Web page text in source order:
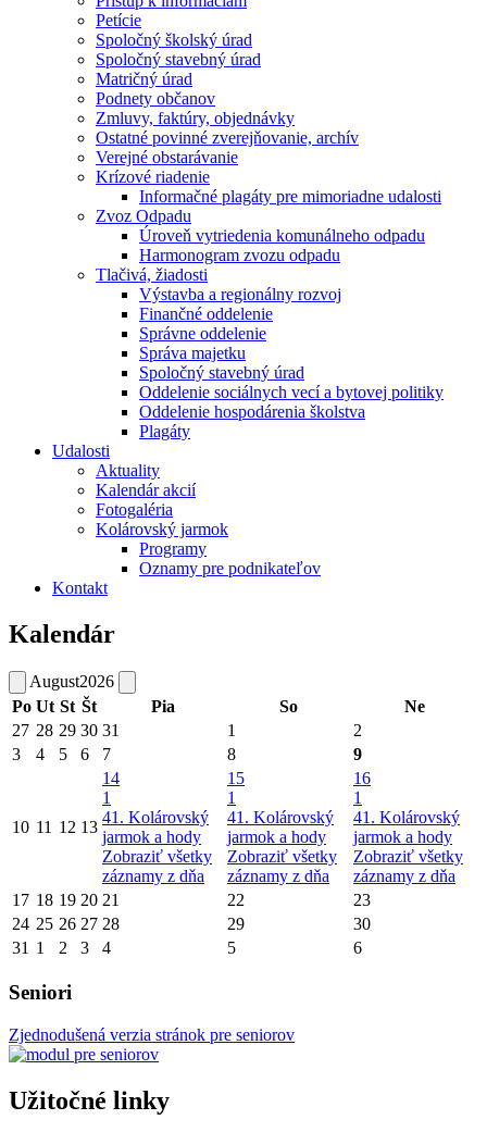
Petície
Spoločný školský úrad
Spoločný stavebný úrad
Matričný úrad
Podnety občanov
Zmluvy, faktúry, objednávky
Ostatné povinné zverejňovanie, archív
Verejné obstarávanie
Krízové riadenie
Informačné plagáty pre mimoriadne udalosti
Zvoz Odpadu
Úroveň vytriedenia komunálneho odpadu
Harmonogram zvozu odpadu
Tlačivá, žiadosti
Výstavba a regionálny rozvoj
Finančné oddelenie
Správne oddelenie
Správa majetku
Spoločný stavebný úrad
Oddelenie sociálnych vecí a bytovej politiky
Oddelenie hospodárenia školstva
Plagáty
Udalosti
Aktuality
Kalendár akcií
Fotogaléria
Kolárovský jarmok
Programy
Oznamy pre podnikateľov
Kontakt
Kalendár
August2026
Po Ut St Št Pia So
Ne
27 28 29 30 31 1
2
3
4 5 6 7 8 9
10 11 12 13
14
1
41. Kolárovský
jarmok a hody
Zobraziť všetky
záznamy z dňa
15
1
41. Kolárovský
jarmok a hody
Zobraziť všetky
záznamy z dňa
16
1
41. Kolárovský
jarmok a hody
Zobraziť všetky
záznamy z dňa
17 18 19 20 21 22
23
24 25 26 27 28 29
30
31 1 2 3 4 5 6
Seniori
Zjednodušená verzia stránok pre seniorov
Užitočné linky